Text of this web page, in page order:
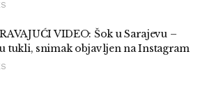
VIDEO: Šok u Sarajevu –
tukli, snimak objavljen na Instagram